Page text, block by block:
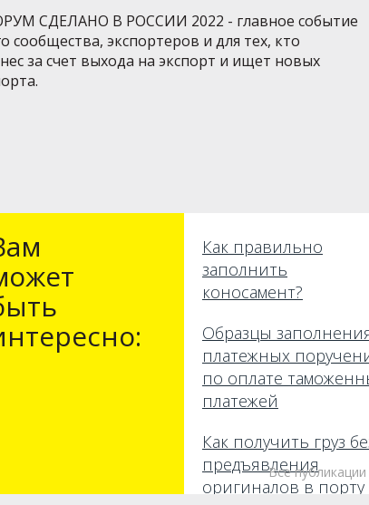
СДЕЛАНО В РОССИИ 2022 - главное событие
сообщества, экспортеров и для тех, кто
за счет выхода на экспорт и ищет новых
Как правильно
заполнить
коносамент?
Образцы
платежных
по оплате
платежей
Как получить груз
предъявления
оригиналов в порту
Все публикации